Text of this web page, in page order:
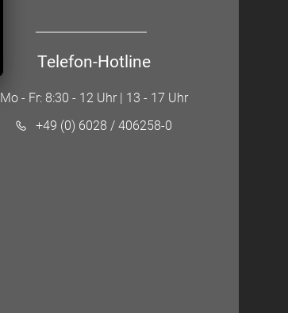
Telefon-Hotline
Mo - Fr: 8:30 - 12 Uhr | 13 - 17 Uhr
+49 (0) 6028 / 406258-0